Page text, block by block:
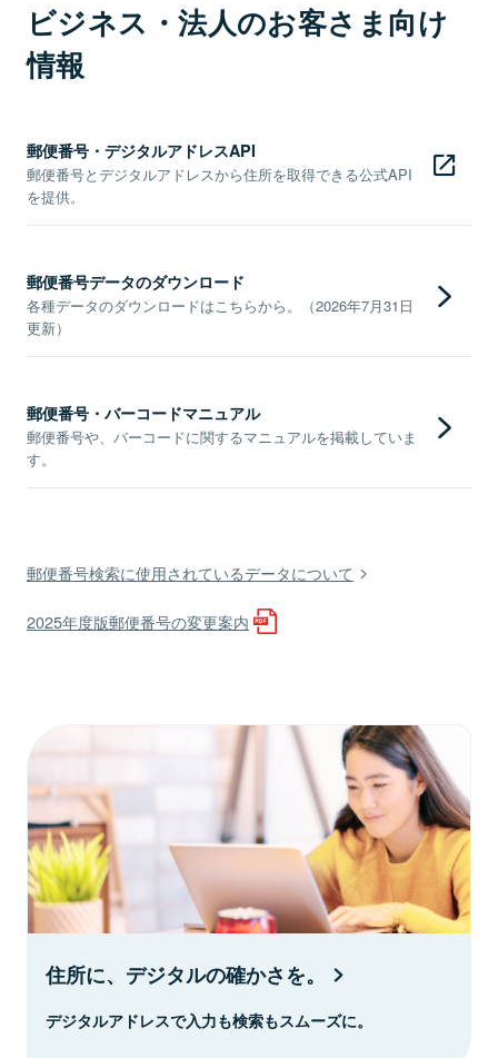
ビジネス・法人のお客さま向け
情報
郵便番号・デジタルアドレスAPI
郵便番号とデジタルアドレスから住所を取得できる公式API
を提供。
郵便番号データのダウンロード
各種データのダウンロードはこちらから。（2026年7月31日
更新）
郵便番号・バーコードマニュアル
郵便番号や、バーコードに関するマニュアルを掲載していま
す。
郵便番号検索に使用されているデータについて
2025年度版郵便番号の変更案内
住所に、デジタルの確かさを。
デジタルアドレスで入力も検索もスムーズに。